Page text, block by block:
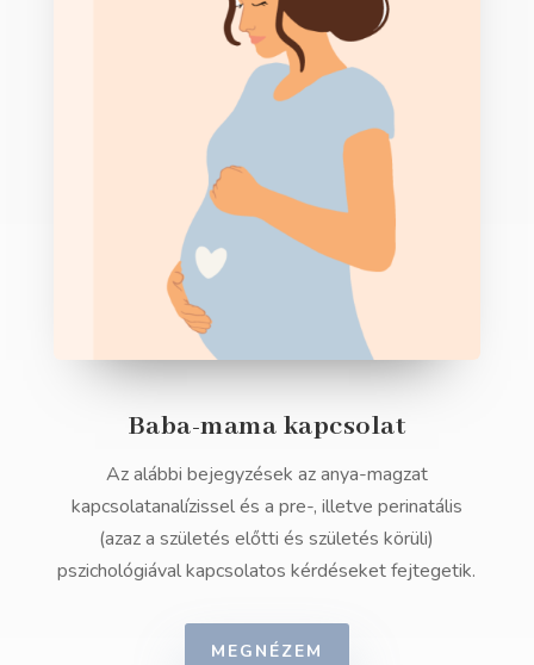
Baba-mama kapcsolat
Az alábbi bejegyzések az anya-magzat
kapcsolatanalízissel és a pre-, illetve perinatális
(azaz a születés előtti és születés körüli)
pszichológiával kapcsolatos kérdéseket fejtegetik.
MEGNÉZEM